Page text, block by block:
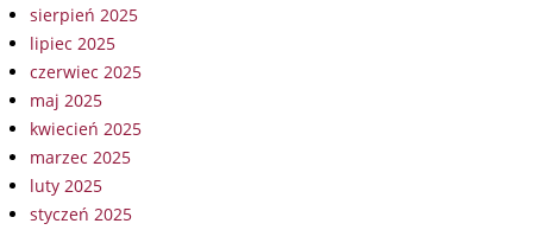
sierpień 2025
lipiec 2025
czerwiec 2025
maj 2025
kwiecień 2025
marzec 2025
luty 2025
styczeń 2025